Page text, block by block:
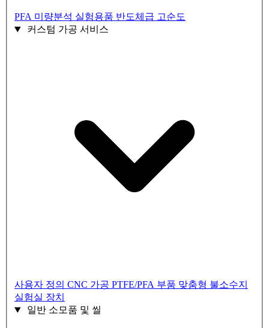
PFA 미량분석 실험용품 반도체급 고순도
커스텀 가공 서비스
사용자 정의 CNC 가공 PTFE/PFA 부품 맞춤형 불소수지
실험실 장치
일반 소모품 및 씰